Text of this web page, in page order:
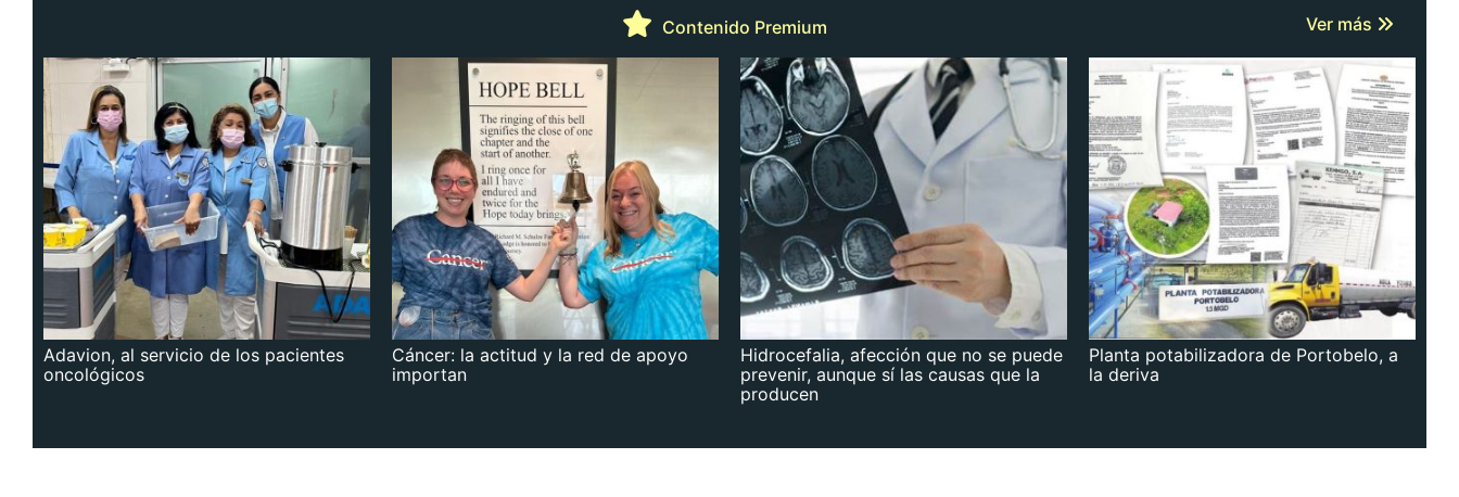
Contenido Premium Ver más
Adavion, al servicio de los pacientes
oncológicos
Cáncer: la actitud y la red de apoyo
importan
Hidrocefalia, afección que no se puede
prevenir, aunque sí las causas que la
producen
Planta potabilizadora de Portobelo, a
la deriva